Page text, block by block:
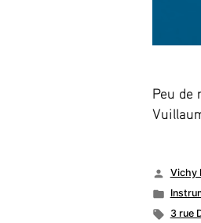
Peu de
Publié
par
Vichy
Publié
dans
3 rue